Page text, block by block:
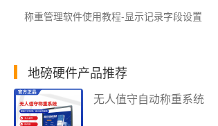
称重管理软件使用教程-​显示记录字段设置
地磅硬件产品推荐
无人值守自动称重系统